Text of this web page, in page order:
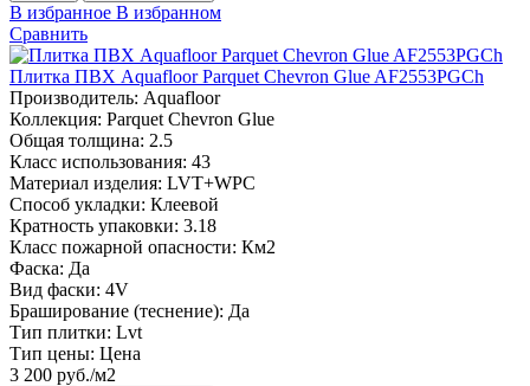
В избранное В избранном
Сравнить
Плитка ПВХ Aquafloor Parquet Chevron Glue AF2553PGCh
Производитель: Aquafloor
Коллекция: Parquet Chevron Glue
Общая толщина: 2.5
Класс использования: 43
Материал изделия: LVT+WPC
Способ укладки: Клеевой
Кратность упаковки: 3.18
Класс пожарной опасности: Км2
Фаска: Да
Вид фаски: 4V
Браширование (теснение): Да
Тип плитки: Lvt
Тип цены: Цена
3 200 руб./м2